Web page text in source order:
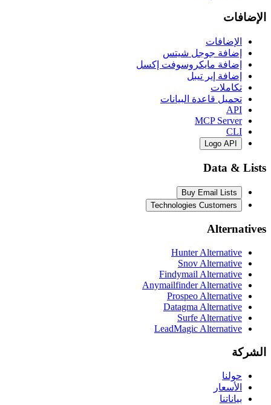
الإضافات
الإضافات
إضافة جوجل شيتس
إضافة مايكروسوفت إكسل
إضافة إير تيبل
تكاملات
تحميل قاعدة البيانات
API
MCP Server
CLI
Logo API
Data & Lists
Buy Email Lists
Technologies Customers
Alternatives
Hunter Alternative
Snov Alternative
Findymail Alternative
Anymailfinder Alternative
Prospeo Alternative
Datagma Alternative
Surfe Alternative
LeadMagic Alternative
الشركة
حولنا
الأسعار
بياناتنا